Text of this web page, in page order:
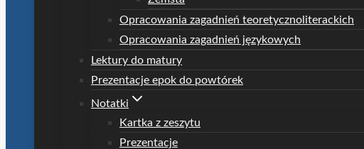
Opracowania zagadnień teoretycznoliterackich
Opracowania zagadnień językowych
Lektury do matury
Prezentacje epok do powtórek
Notatki
Kartka z zeszytu
Prezentacje